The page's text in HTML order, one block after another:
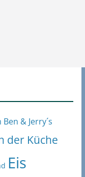
Ben & Jerry´s
der Küche
Eis